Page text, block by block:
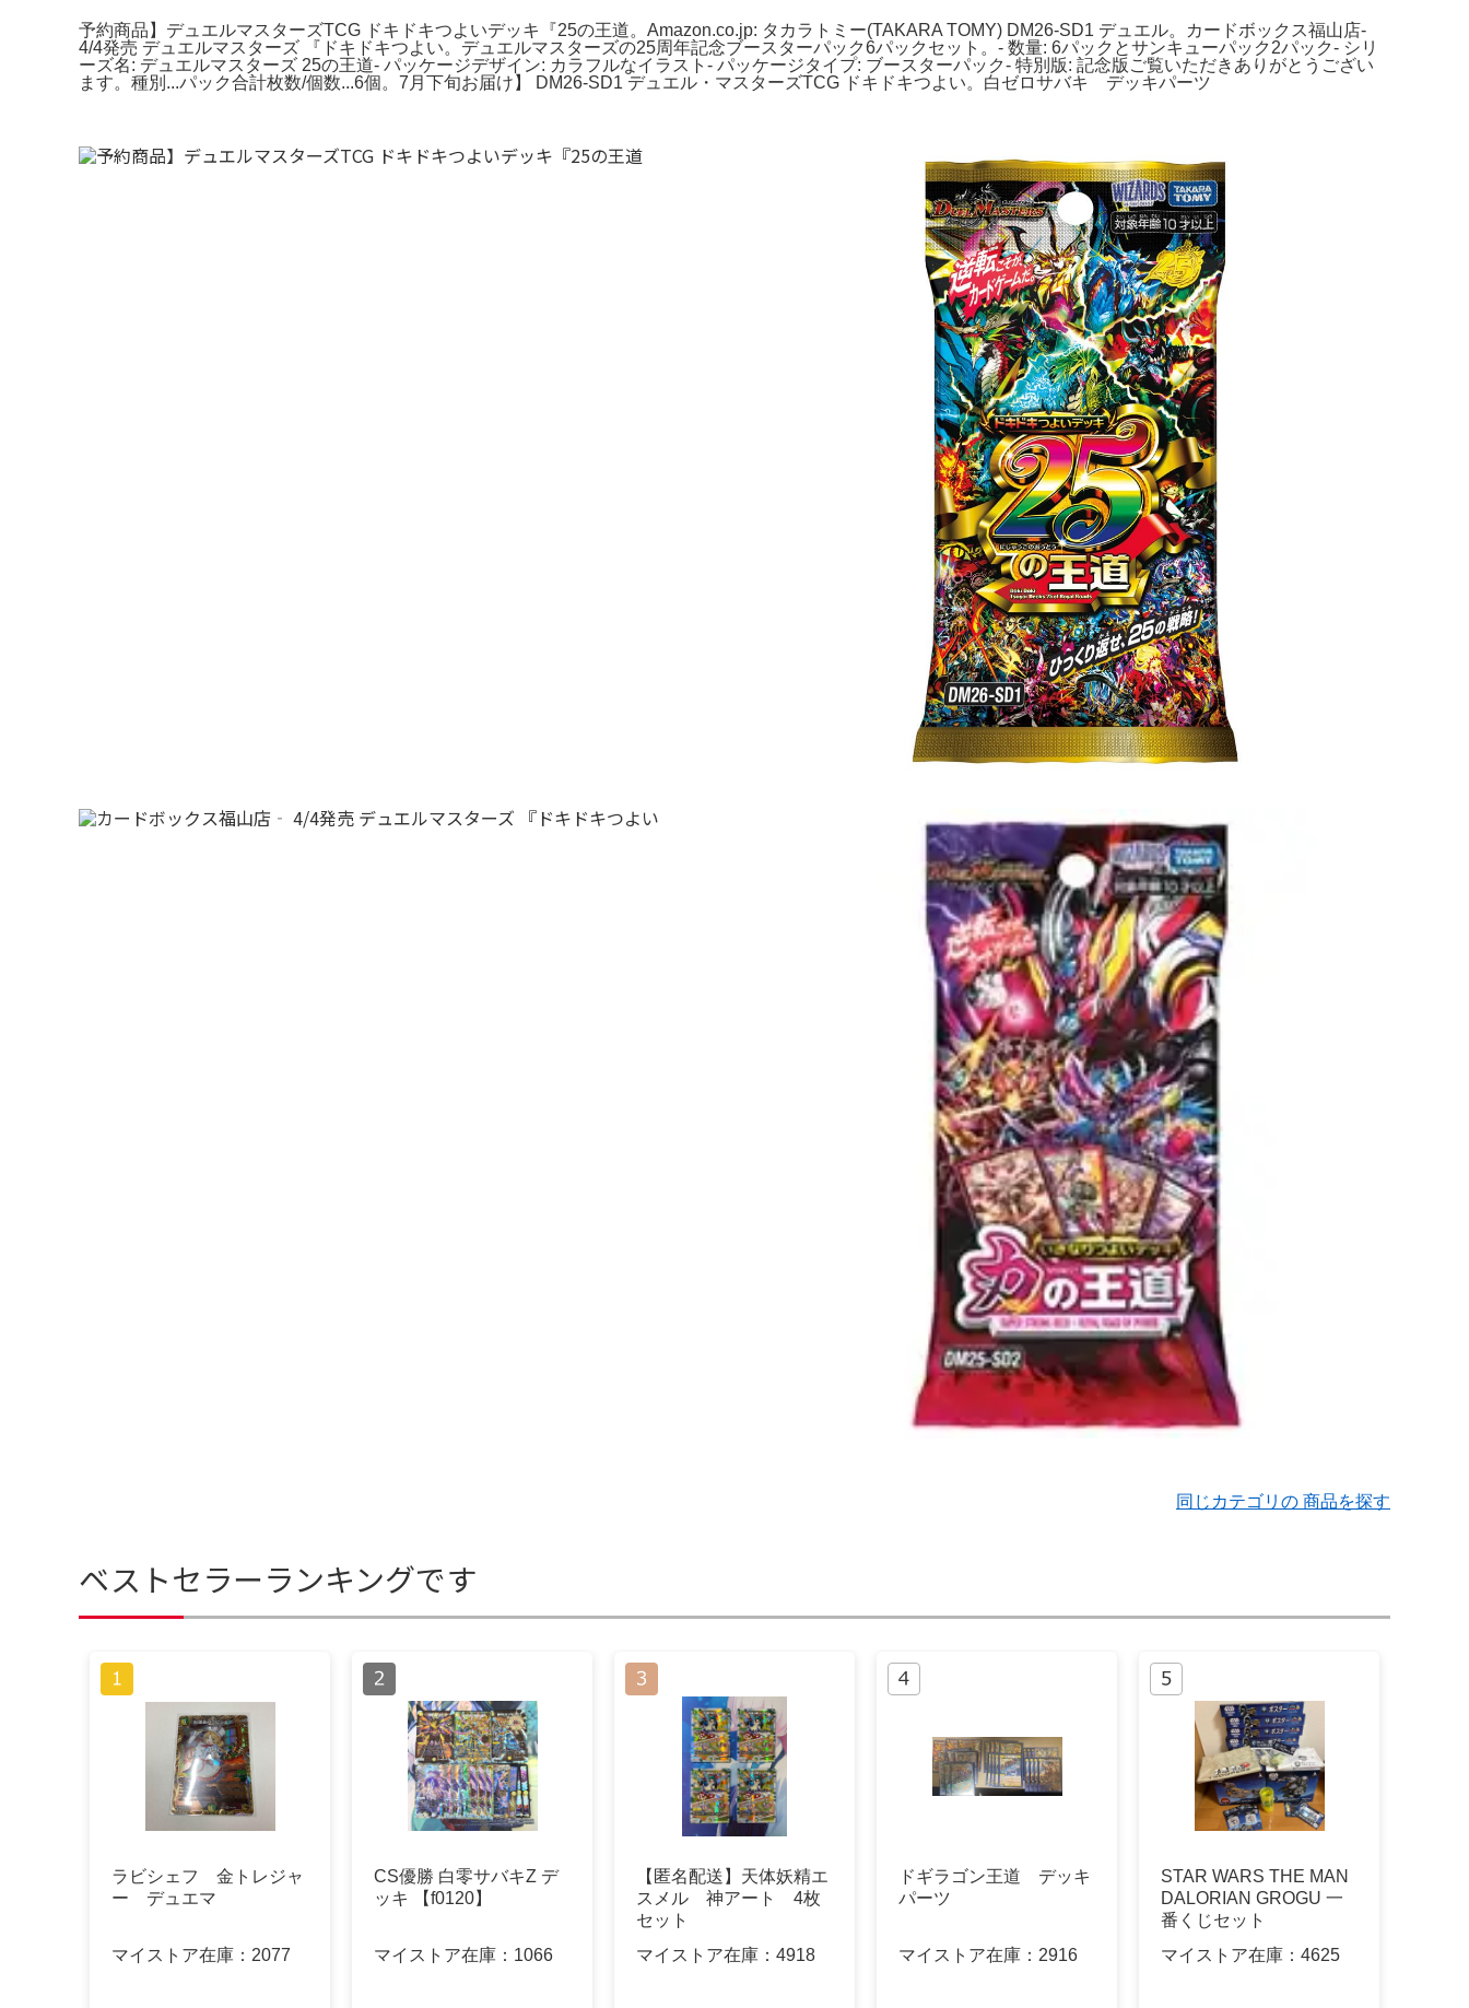
予約商品】デュエルマスターズTCG ドキドキつよいデッキ『25の王道。Amazon.co.jp: タカラトミー(TAKARA TOMY) DM26-SD1 デュエル。カードボックス福山店‐
4/4発売 デュエルマスターズ 『ドキドキつよい。デュエルマスターズの25周年記念ブースターパック6パックセット。- 数量: 6パックとサンキューパック2パック- シリ
ーズ名: デュエルマスターズ 25の王道- パッケージデザイン: カラフルなイラスト- パッケージタイプ: ブースターパック- 特別版: 記念版ご覧いただきありがとうござい
ます。種別...パック合計枚数/個数...6個。7月下旬お届け】 DM26-SD1 デュエル・マスターズTCG ドキドキつよい。白ゼロサバキ デッキパーツ
同じカテゴリの 商品を探す
ベストセラーランキングです
ラビシェフ 金トレジャ
ー デュエマ
マイストア在庫： 2077
CS優勝 白零サバキZ デ
ッキ 【f0120】
マイストア在庫： 1066
【匿名配送】天体妖精エ
スメル 神アート 4枚
セット
マイストア在庫： 4918
ドギラゴン王道 デッキ
パーツ
マイストア在庫： 2916
STAR WARS THE MAN
DALORIAN GROGU 一
番くじセット
マイストア在庫： 4625